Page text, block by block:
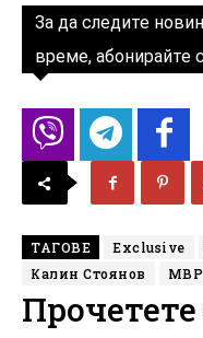
За да следите
време, абонирайте
ТАГОВЕ Exclusive
Калин Стоянов
МВР